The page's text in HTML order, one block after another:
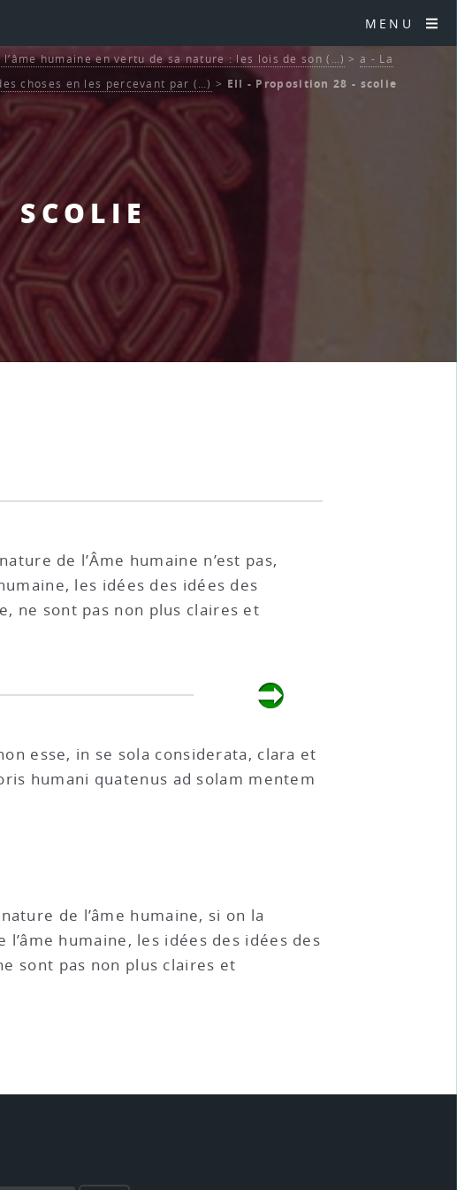
MENU
l’âme humaine en vertu de sa nature : les lois de son (…) >a - La
choses en les percevant par (…) > EII - Proposition 28 - scolie
de l’Âme humaine n’est pas,
les idées des idées des
ne sont pas non plus claires et
esse, in se sola considerata, clara et
humani quatenus ad solam mentem
de l’âme humaine, si on la
humaine, les idées des idées des
sont pas non plus claires et